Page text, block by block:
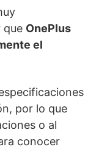
que OnePlus
el
por lo que
o al
conocer